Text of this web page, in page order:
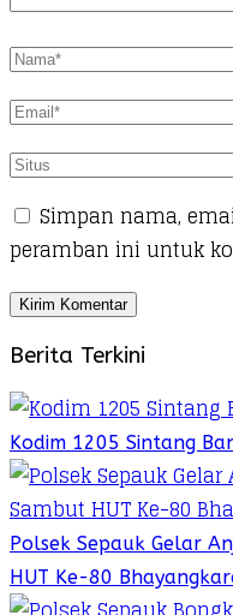
Simpan nama,
peramban ini untuk
Berita Terkini
Kodim 1205 Sintang
Polsek Sepauk Gelar
HUT Ke-80